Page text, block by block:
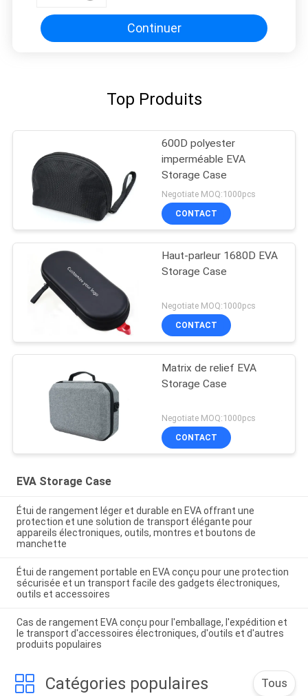
appareils et des articles de
voyage essentiels
Continuer
Top Produits
600D polyester
imperméable EVA
Storage Case
Negotiate MOQ:1000pcs
CONTACT
Haut-parleur 1680D EVA
Storage Case
Negotiate MOQ:1000pcs
CONTACT
Matrix de relief EVA
Storage Case
Negotiate MOQ:1000pcs
CONTACT
EVA Storage Case
Étui de rangement léger et durable en EVA offrant une
protection et une solution de transport élégante pour
appareils électroniques, outils, montres et boutons de
manchette
Étui de rangement portable en EVA conçu pour une protection
sécurisée et un transport facile des gadgets électroniques,
outils et accessoires
Cas de rangement EVA conçu pour l'emballage, l'expédition et
le transport d'accessoires électroniques, d'outils et d'autres
produits populaires
Catégories populaires Tous